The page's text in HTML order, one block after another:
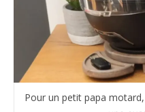
Pour un petit papa